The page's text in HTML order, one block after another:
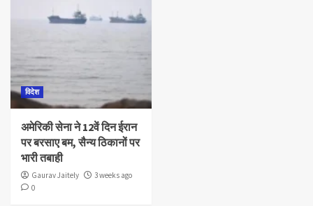
विदेश
अमेरिकी सेना ने 12वें दिन ईरान
पर बरसाए बम, सैन्य ठिकानों पर
भारी तबाही
Gaurav Jaitely
3 weeks ago
0